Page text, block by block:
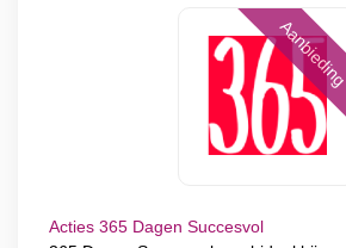
Acties 365 Dagen Succesvol